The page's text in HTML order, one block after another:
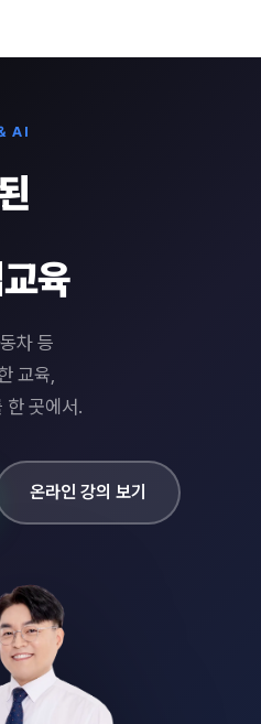
AI
육
차 등
교육,
한 곳에서.
온라인 강의 보기